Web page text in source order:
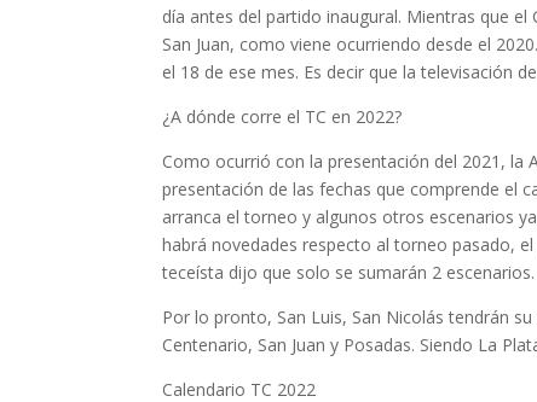
día antes del partido inaugural. Mientras que el
San Juan, como viene ocurriendo desde el
el 18 de ese mes. Es decir que la televisación
¿A dónde corre el TC en 2022?
Como ocurrió con la presentación del 2021, la
presentación de las fechas que comprende el
arranca el torneo y algunos otros escenarios
habrá novedades respecto al torneo pasado,
teceísta dijo que solo se sumarán 2 escenarios.
Por lo pronto, San Luis, San Nicolás tendrán
Centenario, San Juan y Posadas. Siendo La
Calendario TC 2022